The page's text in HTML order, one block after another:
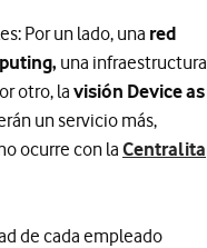
Por un lado, una red
una infraestructura
otro, lavisión Device as
un servicio más,
ocurre con la Centralita
de cada empleado